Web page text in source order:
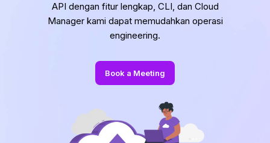
API dengan fitur lengkap, CLI, dan Cloud
Manager kami dapat memudahkan operasi
engineering.
Book a Meeting